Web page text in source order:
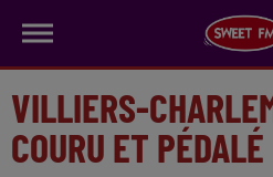
VILLIERS-
COURU ET PÉDALÉ